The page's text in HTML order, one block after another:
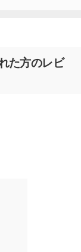
た方のレビ